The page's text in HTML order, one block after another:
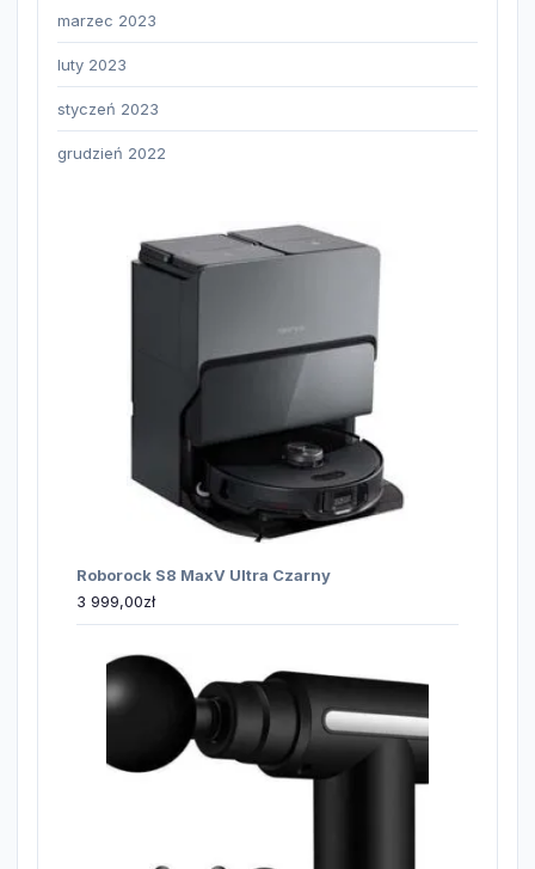
marzec 2023
luty 2023
styczeń 2023
grudzień 2022
Roborock S8 MaxV Ultra Czarny
3 999,00zł